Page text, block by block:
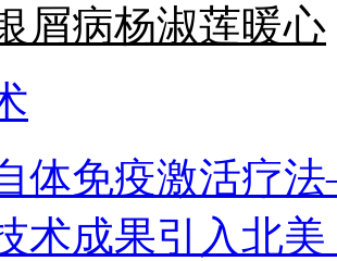
屑病杨淑莲暖心
体免疫激活疗
术成果引入北